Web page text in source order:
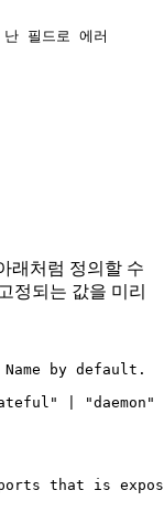
필드로 에러
래처럼 정의할 수
정되는 값을 미리
by default.
" "daemon "
that is